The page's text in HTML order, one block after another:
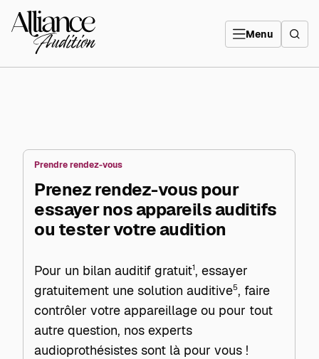
directement
contenu
Menu
Prendre rendez-vous
Prenez rendez-vous pour
essayer nos appareils auditifs
ou tester votre audition
Pour un bilan auditif gratuit1, essayer
gratuitement une solution auditive5, faire
contrôler votre appareillage ou pour tout
autre question, nos experts
audioprothésistes sont là pour vous !